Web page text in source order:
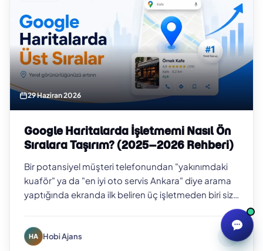
29 Haziran 2026
Google Haritalarda İşletmemi Nasıl Ön
Sıralara Taşırım? (2025–2026 Rehberi)
Bir potansiyel müşteri telefonundan "yakınımdaki
kuaför" ya da "en iyi oto servis Ankara" diye arama
yaptığında ekranda ilk beliren üç işletmeden biri siz
HA Hobi Ajans